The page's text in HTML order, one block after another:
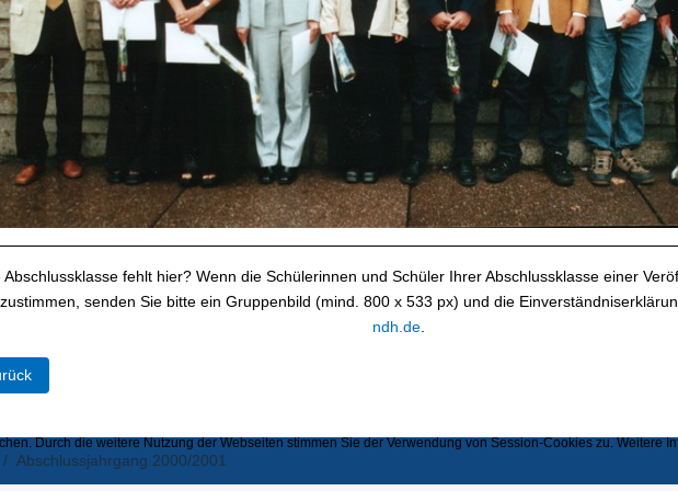
Abschlussklasse fehlt hier? Wenn die Schülerinnen und Schüler Ihrer Abschlussklasse einer
senden Sie bitte ein Gruppenbild (mind. 800 x 533 px) und die
ndh.de.
Beitrag: Abschlussjahrgang 2001/2002
Abschlussjahrgang 2000/2001
Durch die weitere Nutzung der Webseiten stimmen Sie der Verwendung von Session-Cookies zu. Weitere